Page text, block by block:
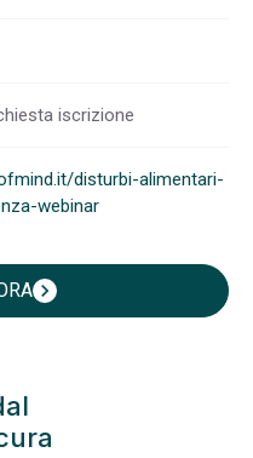
iscrizione
disturbi-alimentari-
webinar
chevron_right